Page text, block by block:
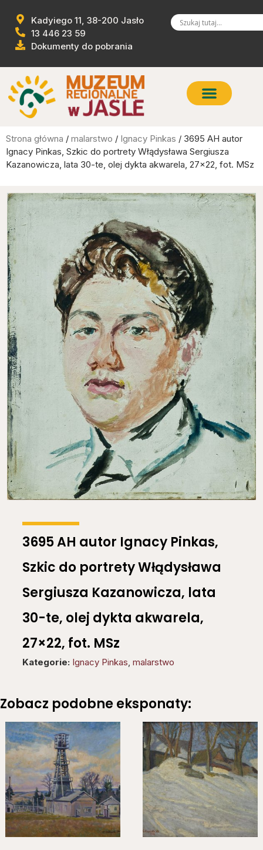
Kadyiego 11, 38-200 Jasło
13 446 23 59
Dokumenty do pobrania
Strona główna / malarstwo / Ignacy Pinkas / 3695 AH autor
Ignacy Pinkas, Szkic do portrety Włądysława Sergiusza
Kazanowicza, lata 30-te, olej dykta akwarela, 27×22, fot. MSz
3695 AH autor Ignacy Pinkas,
Szkic do portrety Włądysława
Sergiusza Kazanowicza, lata
30-te, olej dykta akwarela,
27×22, fot. MSz
Kategorie: Ignacy Pinkas, malarstwo
Zobacz podobne eksponaty: